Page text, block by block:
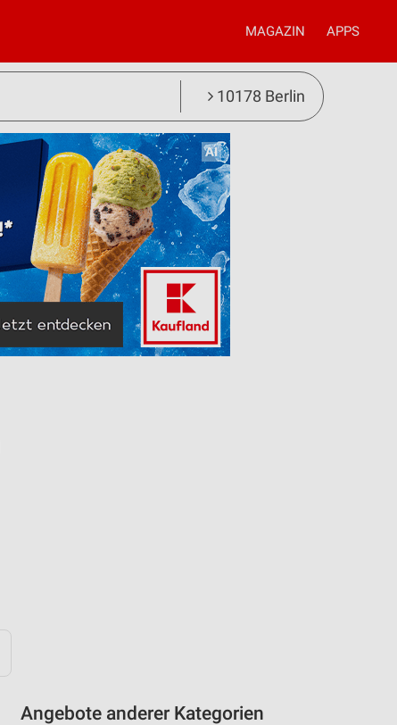
MAGAZIN APPS
10178 Berlin
Angebote anderer Kategorien